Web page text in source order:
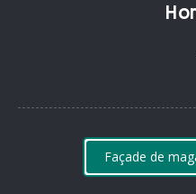
Façade de